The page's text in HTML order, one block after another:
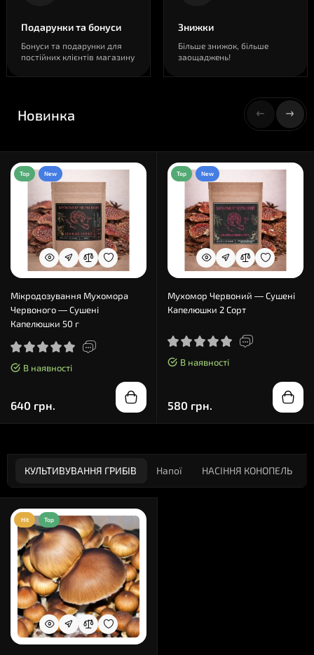
Подарунки та бонуси
Бонуси та подарунки для
постійних клієнтів магазину
Знижки
Більше знижок, більше
заощаджень!
Новинка
Top New
Мікродозування Мухомора
Червоного — Сушені
Капелюшки 50 г
В наявності
640 грн.
Top New
Мухомор Червоний — Сушені
Капелюшки 2 Сорт
В наявності
580 грн.
КУЛЬТИВУВАННЯ ГРИБІВ Напої НАСІННЯ КОНОПЕЛЬ
Hit Top